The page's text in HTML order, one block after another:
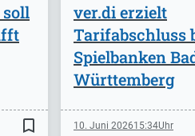
bookmark_border
ver.di erzielt
Tarifabschluss
Spielbanken
Württemberg
10. Juni 202615:34